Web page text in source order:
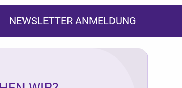
NEWSLETTER ANMELDUNG